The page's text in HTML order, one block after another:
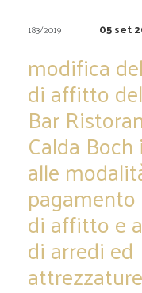
183/2019 05 set
modifica
di affitto
Bar
Calda
alle
di affitto e
di arredi ed